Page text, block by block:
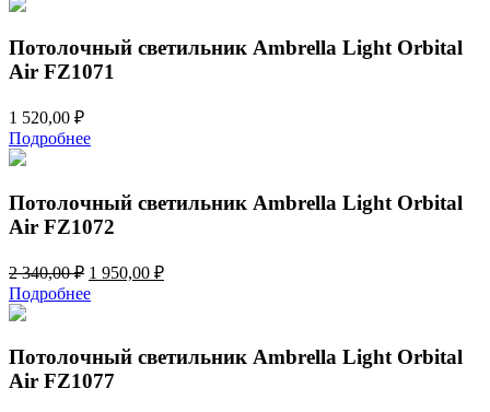
340,00 ₽.
Потолочный светильник Ambrella Light Orbital
Air FZ1071
1 520,00 ₽
Подробнее
Потолочный светильник Ambrella Light Orbital
Air FZ1072
2 340,00₽ Первоначальная
цена
составляла
340,00 ₽.
1 950,00 ₽Текущая
Подробнее
Потолочный светильник Ambrella Light Orbital
Air FZ1077